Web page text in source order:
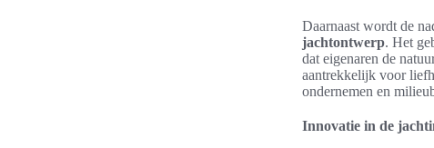
Daarnaast wordt de
jachtontwerp. Het
dat eigenaren de
aantrekkelijk voor
ondernemen en
Innovatie in de